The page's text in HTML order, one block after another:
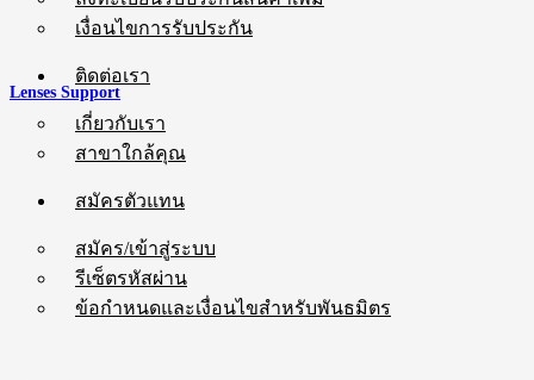
เงื่อนไขการรับประกัน
ติดต่อเรา
เกี่ยวกับเรา
สาขาใกล้คุณ
สมัครตัวแทน
สมัคร/เข้าสู่ระบบ
รีเซ็ตรหัสผ่าน
ข้อกำหนดและเงื่อนไขสำหรับพันธมิตร
Lenses Support